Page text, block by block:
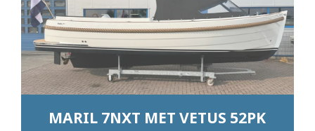
MARIL 7NXT MET VETUS 52PK